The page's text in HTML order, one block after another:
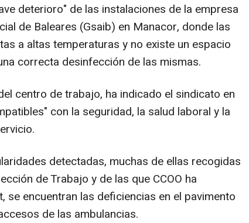
deterioro" de las instalaciones de la empresa
de Baleares (Gsaib) en Manacor, donde las
a altas temperaturas y no existe un espacio
correcta desinfección de las mismas.
centro de trabajo, ha indicado el sindicato en
con la seguridad, la salud laboral y la
detectadas, muchas de ellas recogidas
de Trabajo y de las que CCOO ha
se encuentran las deficiencias en el pavimento
de las ambulancias.